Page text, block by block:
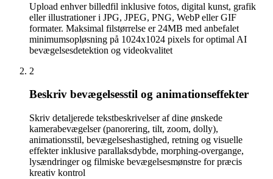
Upload enhver billedfil inklusive fotos, digital kunst, grafik
eller illustrationer i JPG, JPEG, PNG, WebP eller GIF
formater. Maksimal filstørrelse er 24MB med anbefalet
minimumsopløsning på 1024x1024 pixels for optimal AI
bevægelsesdetektion og videokvalitet
2
Beskriv bevægelsesstil og animationseffekter
Skriv detaljerede tekstbeskrivelser af dine ønskede
kamerabevægelser (panorering, tilt, zoom, dolly),
animationsstil, bevægelseshastighed, retning og visuelle
effekter inklusive parallaksdybde, morphing-overgange,
lysændringer og filmiske bevægelsesmønstre for præcis
kreativ kontrol